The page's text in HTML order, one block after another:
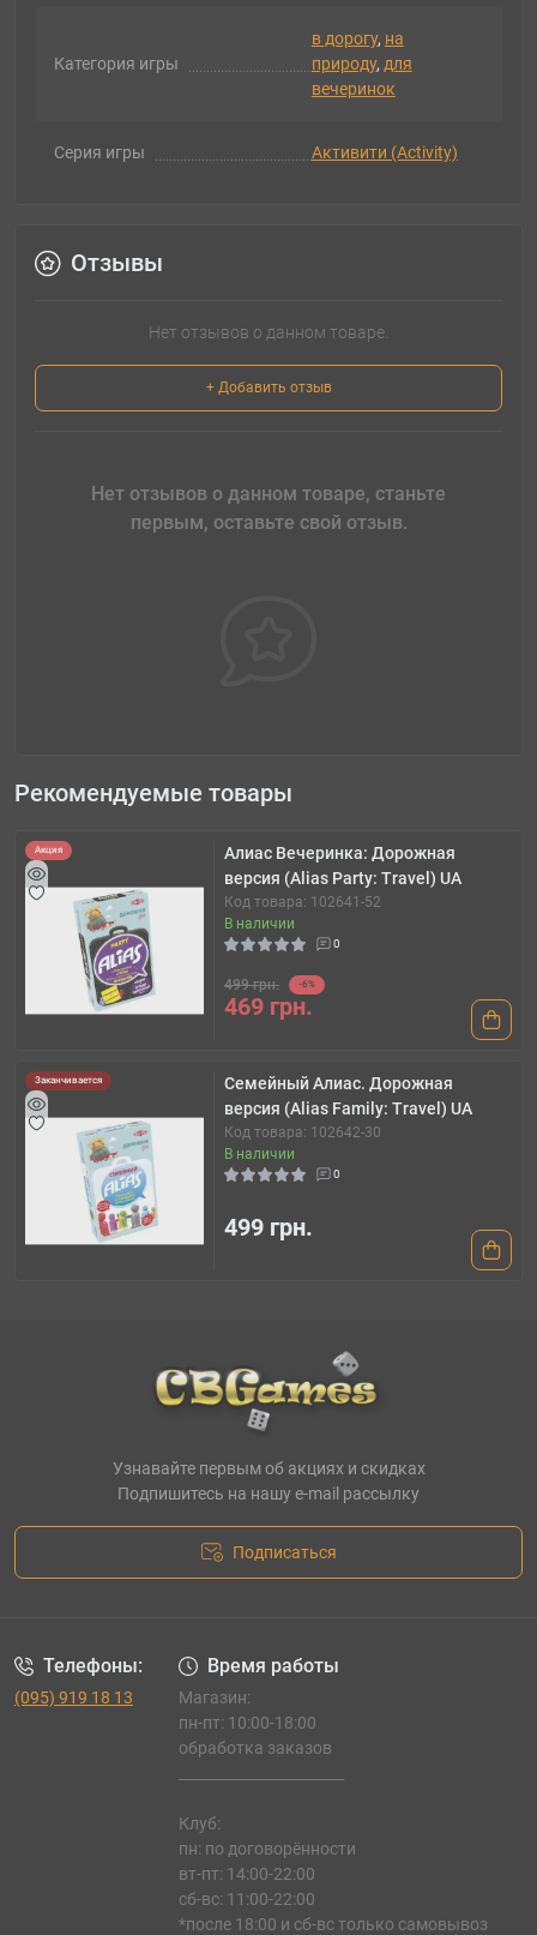
Категория игры
в дорогу, на
природу, для
вечеринок
Серия игры Активити (Activity)
Отзывы
Нет отзывов о данном товаре.
+ Добавить отзыв
Нет отзывов о данном товаре, станьте
первым, оставьте свой отзыв.
Рекомендуемые товары
Акция
Алиас Вечеринка: Дорожная
версия (Alias Party: Travel) UA
Код товара: 102641-52
В наличии
0
499 грн. -6%
469 грн.
Заканчивается
Семейный Алиас. Дорожная
версия (Alias Family: Travel) UA
Код товара: 102642-30
В наличии
0
499 грн.
Узнавайте первым об акциях и скидках
Подпишитесь на нашу e-mail рассылку
Подписаться
Телефоны:
(095) 919 18 13
Время работы
Магазин:
пн-пт: 10:00-18:00
обработка заказов
Клуб:
пн: по договорённости
вт-пт: 14:00-22:00
сб-вс: 11:00-22:00
*после 18:00 и сб-вс только самовывоз